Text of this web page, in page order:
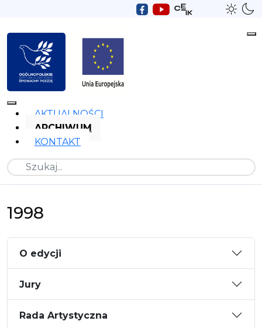
AKTUALNOŚCI
ARCHIWUM
KONTAKT
Szukaj
1998
O edycji
Jury
Rada Artystyczna